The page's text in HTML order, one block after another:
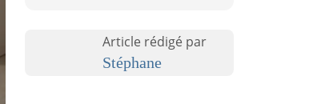
Article rédigé par
Stéphane